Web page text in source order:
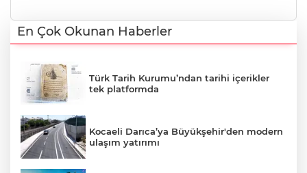
En Çok Okunan Haberler
Türk Tarih Kurumu’ndan tarihi içerikler
tek platformda
Kocaeli Darıca’ya Büyükşehir'den modern
ulaşım yatırımı